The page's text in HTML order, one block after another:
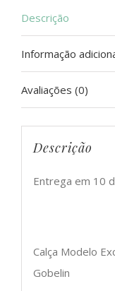
Descrição
Informação
Avaliações (0)
Descrição
Entrega em 10
Calça Modelo
Gobelin